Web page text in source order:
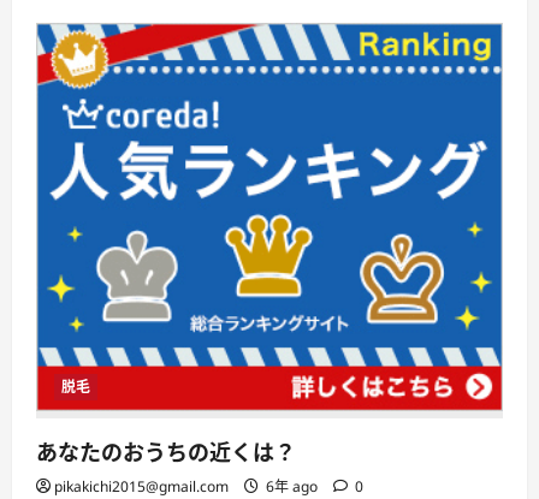
脱毛
あなたのおうちの近くは？
pikakichi2015@gmail.com 6年 ago 0